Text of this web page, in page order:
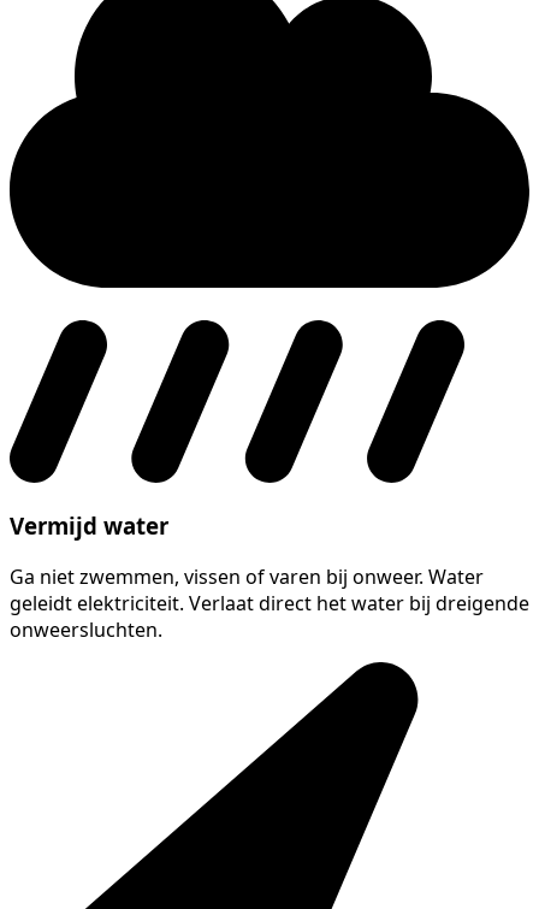
Vermijd water
Ga niet zwemmen, vissen of varen bij onweer. Water
geleidt elektriciteit. Verlaat direct het water bij dreigende
onweersluchten.